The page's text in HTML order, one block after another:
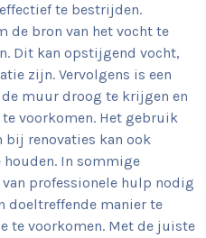
te bestrijden.
de bron van het vocht te
Dit kan opstijgend vocht,
zijn. Vervolgens is een
muur droog te krijgen en
voorkomen. Het gebruik
bij renovaties kan ook
In sommige
professionele hulp nodig
doeltreffende manier te
te voorkomen. Met de juiste